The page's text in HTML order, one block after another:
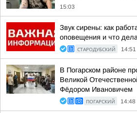
15:03
Звук сирены: как
оповещения и что
СТАРОДУБСКИЙ 14:51
В Погарском районе
Великой
Фёдором Ивановичем
ПОГАРСКИЙ 14:48